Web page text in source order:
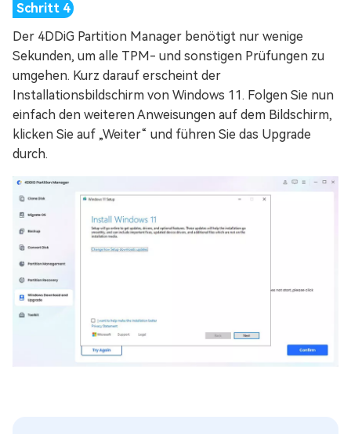
Der 4DDiG Partition Manager benötigt nur wenige
Sekunden, um alle TPM- und sonstigen Prüfungen zu
umgehen. Kurz darauf erscheint der
Installationsbildschirm von Windows 11. Folgen Sie nun
einfach den weiteren Anweisungen auf dem Bildschirm,
klicken Sie auf „Weiter“ und führen Sie das Upgrade
durch.